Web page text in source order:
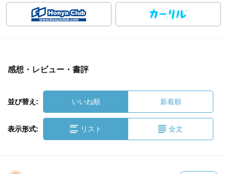
感想・レビュー・書評
並び替え: いいね順 新着順
表示形式: リスト 全文